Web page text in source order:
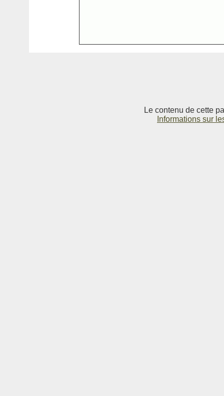
Le contenu de cette
Informations sur